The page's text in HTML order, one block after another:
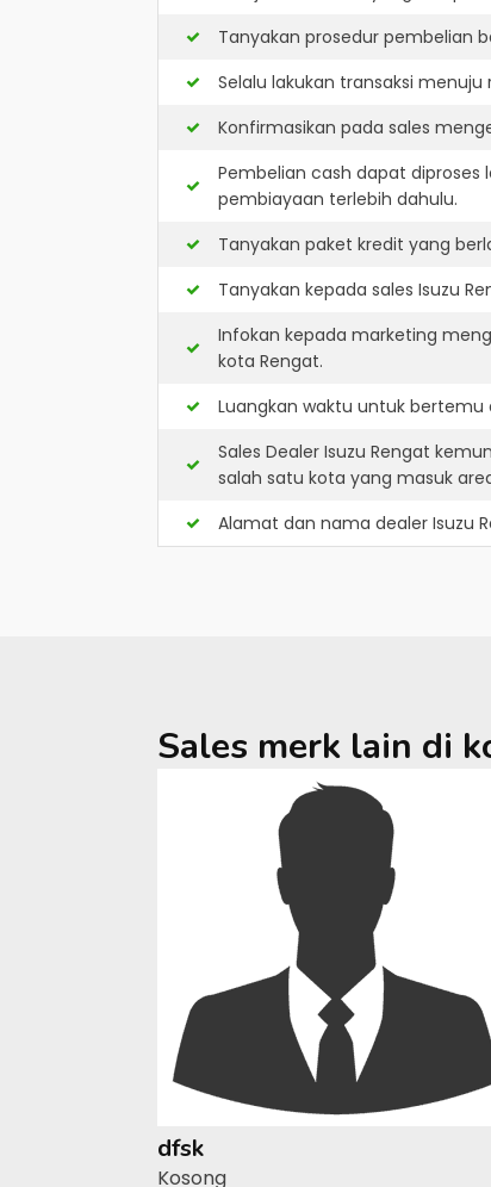
Tanyakan prosedur pembelian
Selalu lakukan transaksi
Konfirmasikan pada sales
Pembelian cash dapat
pembiayaan terlebih dahulu.
Tanyakan paket kredit yang
Tanyakan kepada sales Isuzu
Infokan kepada marketing
kota Rengat.
Luangkan waktu untuk
Sales Dealer Isuzu Rengat
salah satu kota yang masuk
Alamat dan nama dealer Isuzu
Sales merk lain di
dfsk
Kosong